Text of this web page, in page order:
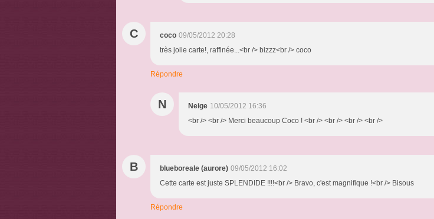
C coco 09/05/2012 20:28
très jolie carte!, raffinée...<br /> bizzz<br /> coco
Répondre
N Neige 10/05/2012 16:36
<br /> <br /> Merci beaucoup Coco ! <br /> <br /> <br /> <br />
B blueboreale (aurore) 09/05/2012 16:02
Cette carte est juste SPLENDIDE !!!!<br /> Bravo, c'est magnifique !<br /> Bisous
Répondre